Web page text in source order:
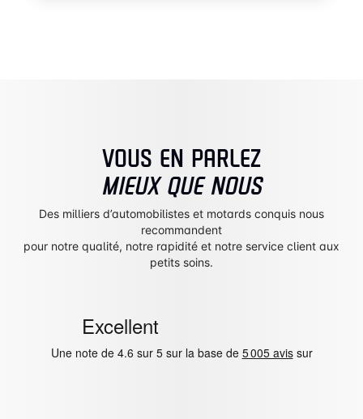
VOUS EN PARLEZ
MIEUX QUE NOUS
Des milliers d’automobilistes et motards conquis nous
recommandent
pour notre qualité, notre rapidité et notre service client aux
petits soins.